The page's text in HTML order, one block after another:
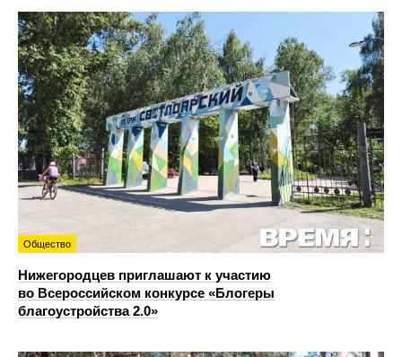
Общество
Нижегородцев приглашают к участию
во Всероссийском конкурсе «Блогеры
благоустройства 2.0»